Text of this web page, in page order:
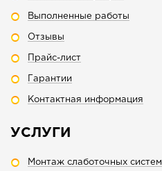
Выполненные работы
Отзывы
Прайс-лист
Гарантии
Контактная информация
УСЛУГИ
Монтаж слаботочных систем